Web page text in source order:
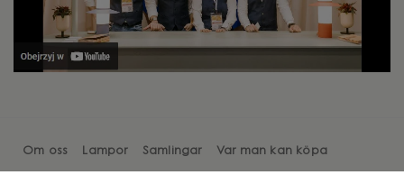
Om oss Lampor Samlingar Var man kan köpa